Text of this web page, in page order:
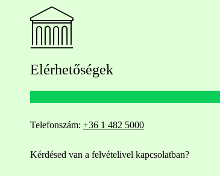
Elérhetőségek
Telefonszám: +36 1 482 5000
Kérdésed van a felvételivel kapcsolatban?